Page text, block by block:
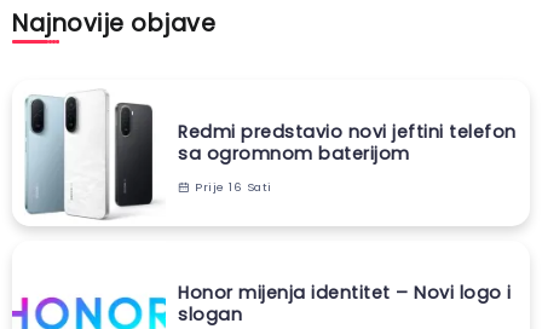
Najnovije objave
Redmi predstavio novi jeftini telefon
sa ogromnom baterijom
Prije 16 Sati
Honor mijenja identitet – Novi logo i
slogan